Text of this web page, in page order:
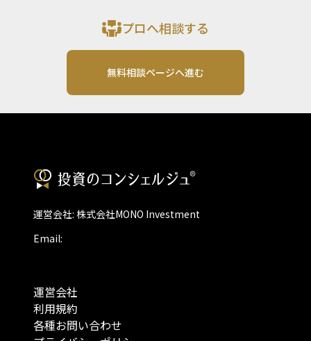
プロへ相談する
無料相談ページへ進む
運営会社: 株式会社MONO Investment
Email:
運営会社
利用規約
各種お問い合わせ